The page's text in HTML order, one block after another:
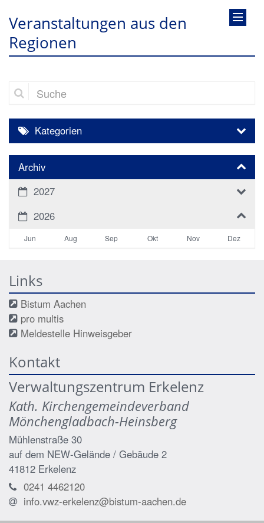
Veranstaltungen aus den
Regionen
Suche
Kategorien
Archiv
2027
2026
Jun Aug Sep Okt Nov Dez
Links
Bistum Aachen
pro multis
Meldestelle Hinweisgeber
Kontakt
Verwaltungszentrum Erkelenz
Kath. Kirchengemeindeverband
Mönchengladbach-Heinsberg
Mühlenstraße 30
auf dem NEW-Gelände / Gebäude 2
41812 Erkelenz
0241 4462120
info.vwz-erkelenz@bistum-aachen.de